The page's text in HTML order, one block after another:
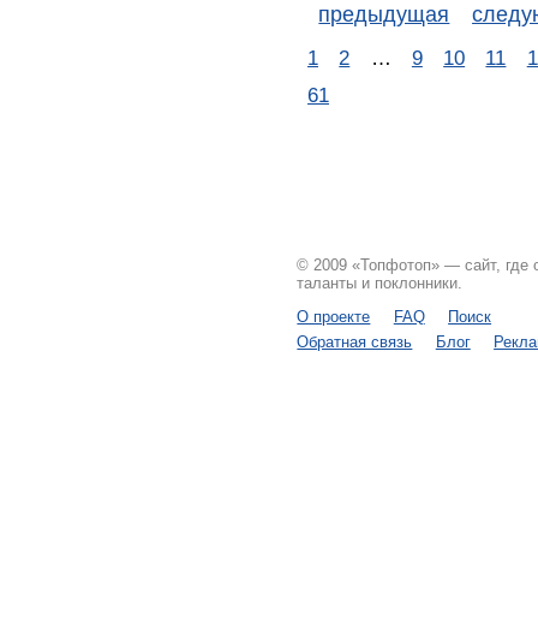
предыдущая
1 2 … 9 10 11
61
© 2009 «Топфотоп» — сайт, где
таланты и поклонники.
О проекте
FAQ
Поиск
Обратная связь
Блог